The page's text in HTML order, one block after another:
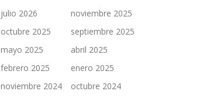
julio 2026
noviembre 2025
octubre 2025
septiembre 2025
mayo 2025
abril 2025
febrero 2025
enero 2025
noviembre 2024
octubre 2024